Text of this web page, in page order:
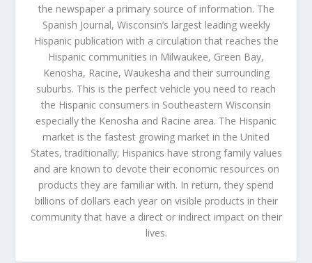
the newspaper a primary source of information. The
Spanish Journal, Wisconsin’s largest leading weekly
Hispanic publication with a circulation that reaches the
Hispanic communities in Milwaukee, Green Bay,
Kenosha, Racine, Waukesha and their surrounding
suburbs. This is the perfect vehicle you need to reach
the Hispanic consumers in Southeastern Wisconsin
especially the Kenosha and Racine area. The Hispanic
market is the fastest growing market in the United
States, traditionally; Hispanics have strong family values
and are known to devote their economic resources on
products they are familiar with. In return, they spend
billions of dollars each year on visible products in their
community that have a direct or indirect impact on their
lives.